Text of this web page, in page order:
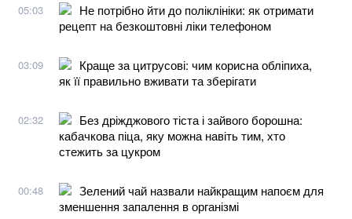
05:03
Не потрібно йти до поліклініки: як отримати
рецепт на безкоштовні ліки телефоном
03:09
Краще за цитрусові: чим корисна обліпиха,
як її правильно вживати та зберігати
02:32
Без дріжджового тіста і зайвого борошна:
кабачкова піца, яку можна навіть тим, хто
стежить за цукром
00:48
Зелений чай назвали найкращим напоєм для
зменшення запалення в організмі